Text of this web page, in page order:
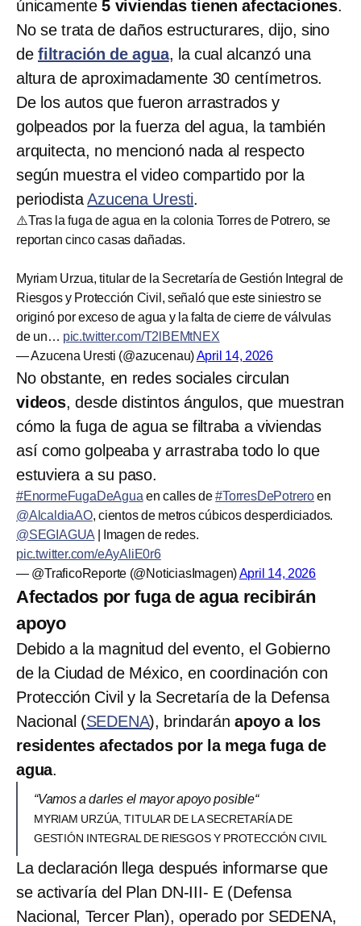
únicamente5 viviendas tienen afectaciones.
No se trata de daños estructurares, dijo, sino
de filtración de agua, la cual alcanzó una
altura de aproximadamente 30 centímetros.
De los autos que fueron arrastrados y
golpeados por la fuerza del agua, la también
arquitecta, no mencionó nada al respecto
según muestra el video compartido por la
periodistaAzucena Uresti.
⚠️Tras la fuga de agua en la colonia Torres de Potrero, se
reportan cinco casas dañadas.
Myriam Urzua, titular de la Secretaría de Gestión Integral de
Riesgos y Protección Civil, señaló que este siniestro se
originó por exceso de agua y la falta de cierre de válvulas
de un… pic.twitter.com/T2lBEMtNEX
— Azucena Uresti (@azucenau)April 14, 2026
No obstante, en redes sociales circulan
videos, desde distintos ángulos, que muestran
cómo la fuga de agua se filtraba a viviendas
así como golpeaba y arrastraba todo lo que
estuviera a su paso.
#EnormeFugaDeAgua en calles de#TorresDePotreroen
@AlcaldiaAO, cientos de metros cúbicos desperdiciados.
@SEGIAGUA | Imagen de redes.
pic.twitter.com/eAyAliE0r6
— @TraficoReporte (@NoticiasImagen)April 14, 2026
Afectados por fuga de agua recibirán
apoyo
Debido a la magnitud del evento, el Gobierno
de la Ciudad de México, en coordinación con
Protección Civil y la Secretaría de la Defensa
Nacional (SEDENA), brindaránapoyo a los
residentes afectados por la mega fuga de
agua.
“Vamos a darles el mayor apoyo posible“
MYRIAM URZÚA, TITULAR DE LA SECRETARÍA DE
GESTIÓN INTEGRAL DE RIESGOS Y PROTECCIÓN CIVIL
La declaración llega después informarse que
se activaría del Plan DN-III- E (Defensa
Nacional, Tercer Plan), operado por SEDENA,